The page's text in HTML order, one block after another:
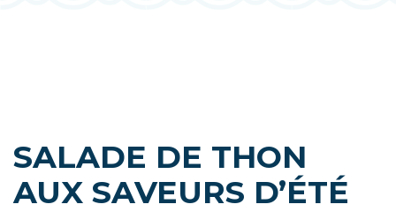
SALADE DE THON
AUX SAVEURS D’ÉTÉ